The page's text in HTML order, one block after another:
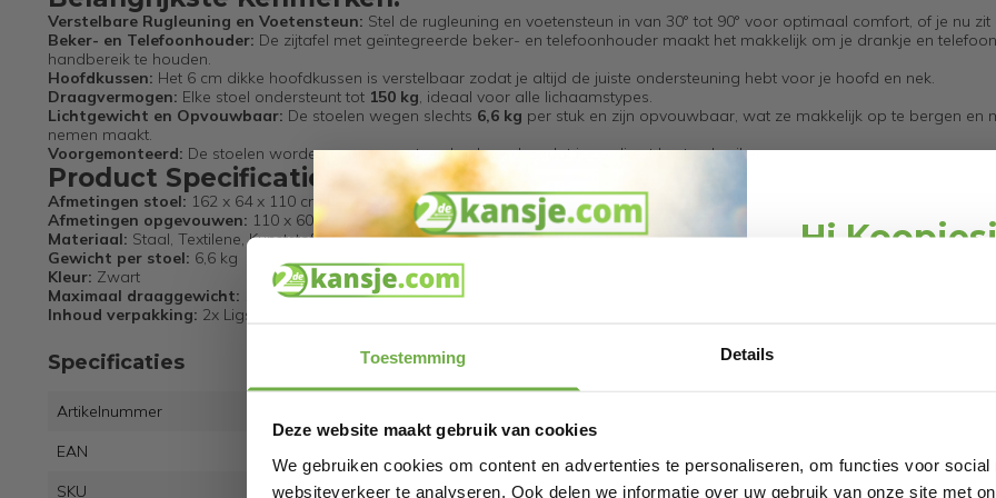
Toestemming Details
Deze website maakt gebruik van cookies
We gebruiken cookies om content en advertenties te personaliseren, om functies voor social
websiteverkeer te analyseren. Ook delen we informatie over uw gebruik van onze site met
Verstelbare Rugleuning en Voetensteun: Stel de rugleuning en voetensteun in van 30° tot 90° voor optimaal comfort, of je nu zit
Beker- en Telefoonhouder: De zijtafel met geïntegreerde beker- en telefoonhouder maakt het makkelijk om je drankje en
handbereik te houden.
Hoofdkussen: Het 6 cm dikke hoofdkussen is verstelbaar zodat je altijd de juiste ondersteuning hebt voor je hoofd en nek.
Draagvermogen: Elke stoel ondersteunt tot 150 kg, ideaal voor alle lichaamstypes.
Lichtgewicht en Opvouwbaar: De stoelen wegen slechts 6,6 kg per stuk en zijn opvouwbaar, wat ze makkelijk op te bergen en
nemen maakt.
Voorgemonteerd: De stoelen worden voorgemonteerd geleverd, zodat je ze direct kunt gebruiken.
Product Specificaties:
Afmetingen stoel: 162 x 64 x 110 cm (L x B x H)
Afmetingen opgevouwen: 110 x 60 cm
Materiaal: Staal, Textilene, Kunststof
Gewicht per stoel: 6,6 kg
Kleur: Zwart
Maximaal draaggewicht: 150 kg
Inhoud verpakking: 2x Ligstoel, 1x Beker-/telefoonhouder, 1x Handleiding
Specificaties
Artikelnummer
EAN
SKU
143088765
Hi
Bij 2dekansje.com